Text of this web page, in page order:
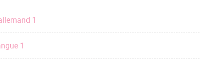
1
1